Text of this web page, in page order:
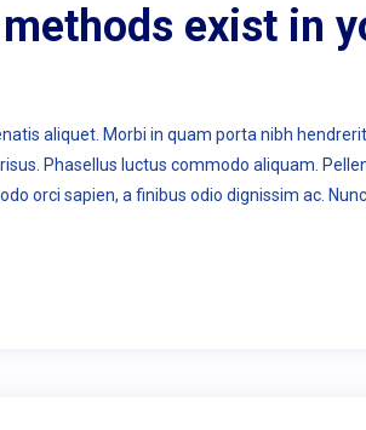
exist in
aliquet. Morbi in quam porta nibh
Phasellus luctus commodo aliquam.
orci sapien, a finibus odio dignissim ac.